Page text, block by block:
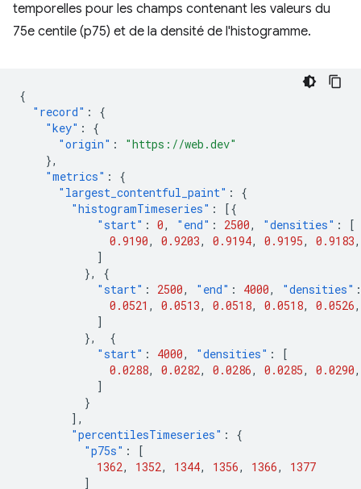
temporelles pour les champs contenant les valeurs du
75e centile (p75) et de la densité de l'histogramme.
{
"record" :
{
"key" :
{
"origin" :
"https://web.dev"
},
"metrics" :
{
"largest_contentful_paint" :
{
"histogramTimeseries" :
[{
"start" : 0, "end" : 2500, "densities" :
[
0.9190, 0.9203, 0.9194, 0.9195, 0.9183,
]
},
{
"start" : 2500, "end" : 4000, "densities" :
0.0521 , 0.0513, 0.0518, 0.0518, 0.0526,
]
},
{
"start" : 4000, "densities" :
[
0.0288, 0.0282, 0.0286, 0.0285, 0.0290,
]
}
],
"percentilesTimeseries" :
{
"p75s" :
[
1362, 1352, 1344, 1356, 1366,
1377
]